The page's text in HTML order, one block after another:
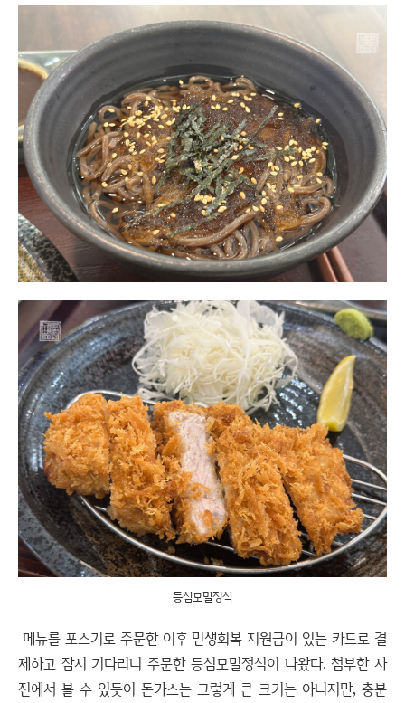
등심모밀정식
메뉴를 포스기로 주문한 이후 민생회복 지원금이 있는 카드로 결
제하고 잠시 기다리니 주문한 등심모밀정식이 나왔다. 첨부한 사
진에서 볼 수 있듯이 돈가스는 그렇게 큰 크기는 아니지만, 충분